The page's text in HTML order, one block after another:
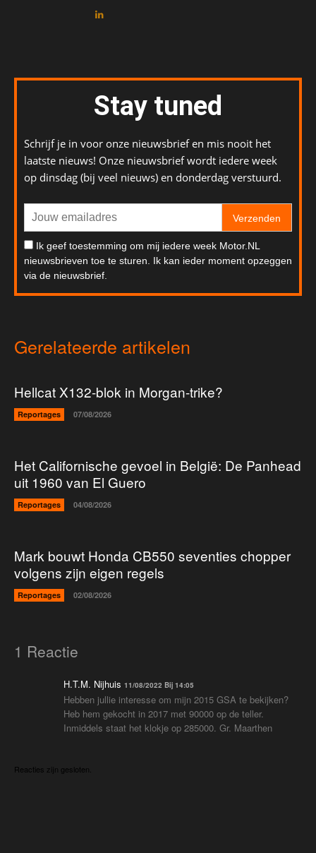
Stay tuned
Schrijf je in voor onze nieuwsbrief en mis nooit het
laatste nieuws! Onze nieuwsbrief wordt iedere week
op dinsdag (bij veel nieuws) en donderdag verstuurd.
Verzenden
Ik geef toestemming om mij iedere week Motor.NL
nieuwsbrieven toe te sturen. Ik kan ieder moment opzeggen
via de nieuwsbrief.
Gerelateerde artikelen
Hellcat X132-blok in Morgan-trike?
Reportages 07/08/2026
Het Californische gevoel in België: De Panhead
uit 1960 van El Guero
Reportages 04/08/2026
Mark bouwt Honda CB550 seventies chopper
volgens zijn eigen regels
Reportages 02/08/2026
1 Reactie
H.T.M. Nijhuis 11/08/2022 Bij 14:05
Hebben jullie interesse om mijn 2015 GSA te bekijken?
Heb hem gekocht in 2017 met 90000 op de teller.
Inmiddels staat het klokje op 285000. Gr. Maarthen
Reacties zijn gesloten.